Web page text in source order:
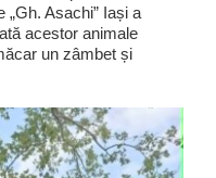
„Gh. Asachi” Iași a
acestor animale
un zâmbet și